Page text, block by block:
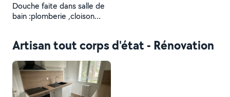
Douche faite dans salle de
bain :plomberie ,cloison
Artisan tout corps d'état - Rénovation